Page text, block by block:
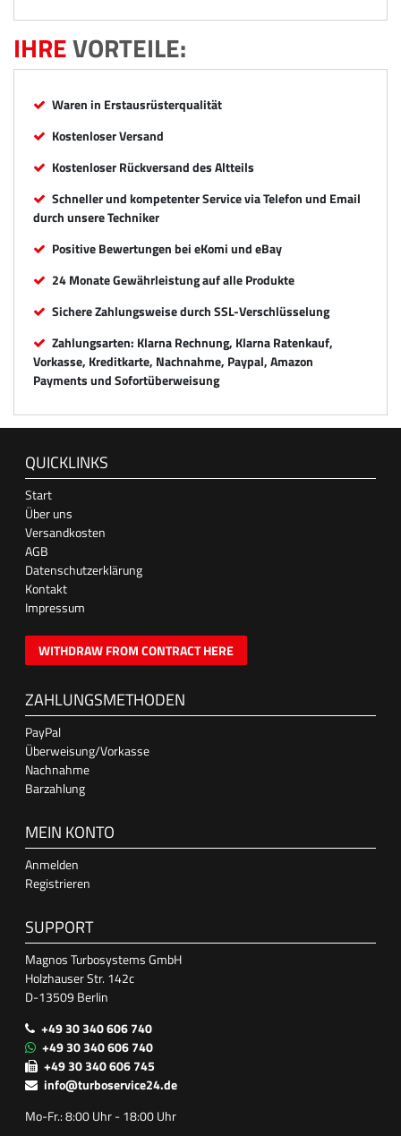
IHREVORTEILE:
Waren in Erstausrüsterqualität
Kostenloser Versand
Kostenloser Rückversand des Altteils
Schneller und kompetenter Service via Telefon und Email
durch unsere Techniker
Positive Bewertungen bei eKomi und eBay
24 Monate Gewährleistung auf alle Produkte
Sichere Zahlungsweise durch SSL-Verschlüsselung
Zahlungsarten: Klarna Rechnung, Klarna Ratenkauf,
Vorkasse, Kreditkarte, Nachnahme, Paypal, Amazon
Payments und Sofortüberweisung
QUICKLINKS
Start
Über uns
Versandkosten
AGB
Datenschutzerklärung
Kontakt
Impressum
WITHDRAW FROM CONTRACT HERE
ZAHLUNGSMETHODEN
PayPal
Überweisung/Vorkasse
Nachnahme
Barzahlung
MEIN KONTO
Anmelden
Registrieren
SUPPORT
Magnos Turbosystems GmbH
Holzhauser Str. 142c
D-13509 Berlin
+49 30 340 606 740
+49 30 340 606 740
+49 30 340 606 745
info@turboservice24.de
Mo-Fr.: 8:00 Uhr - 18:00 Uhr